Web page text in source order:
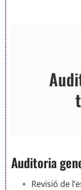
Auditoria
Revisió de